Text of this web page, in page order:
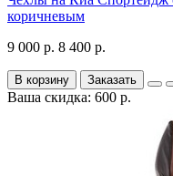
коричневым
9 000 р. 8 400 р.
В корзину Заказать
Ваша скидка: 600 р.